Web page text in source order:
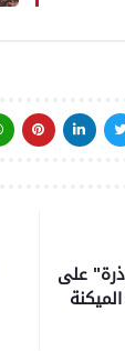
يوزعان 15 "فراطة ذرة" على